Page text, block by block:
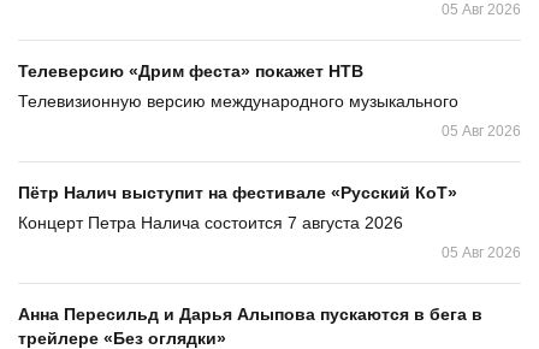
05 Авг 2026
Телеверсию «Дрим феста» покажет НТВ
Телевизионную версию международного музыкального
05 Авг 2026
Пётр Налич выступит на фестивале «Русский КоТ»
Концерт Петра Налича состоится 7 августа 2026
05 Авг 2026
Анна Пересильд и Дарья Алыпова пускаются в бега в
трейлере «Без оглядки»